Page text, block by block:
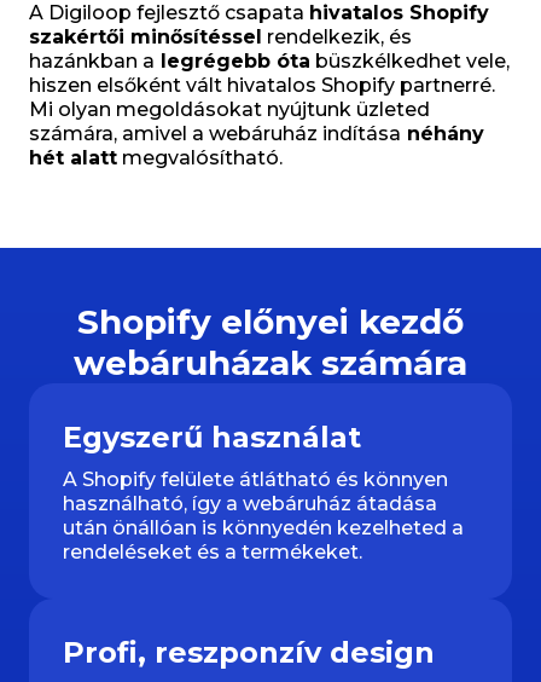
A Digiloop fejlesztő csapata hivatalos Shopify
szakértői minősítéssel rendelkezik, és
hazánkban a legrégebb óta büszkélkedhet vele,
hiszen elsőként vált hivatalos Shopify partnerré.
Mi olyan megoldásokat nyújtunk üzleted
számára, amivel a webáruház indítása néhány
hét alatt megvalósítható.
Shopify előnyei kezdő
webáruházak számára
Egyszerű használat
A Shopify felülete átlátható és könnyen
használható, így a webáruház átadása
után önállóan is könnyedén kezelheted a
rendeléseket és a termékeket.
Profi, reszponzív design